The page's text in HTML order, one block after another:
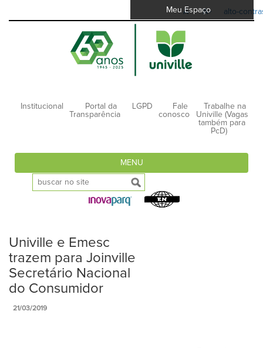
A- A+ alto-
Meu Espaço
Institucional
Portal da
Transparência
LGPD
Fale
conosco
Trabalhe na
Univille (Vagas
também para
PcD)
MENU
Univille e Emesc
trazem para Joinville
Secretário Nacional
do Consumidor
21/03/2019